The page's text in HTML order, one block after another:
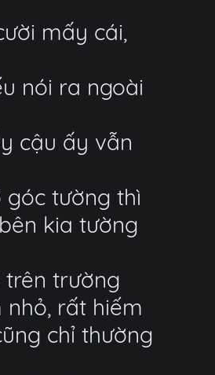
mấy cái,
nói ra ngoài
cậu ấy vẫn
tường thì
kia tường
trên trường
rất hiếm
chỉ thường